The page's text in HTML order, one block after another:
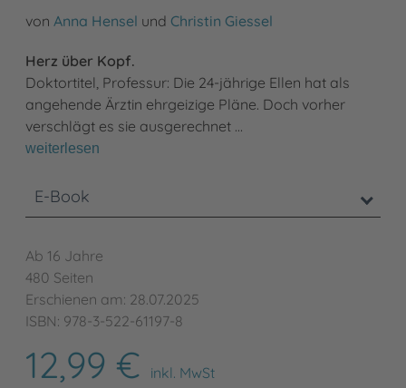
von Anna Hensel und Christin Giessel
Herz über Kopf.
Doktortitel, Professur: Die 24-jährige Ellen hat als
angehende Ärztin ehrgeizige Pläne. Doch vorher
verschlägt es sie ausgerechnet …
weiterlesen
E-Book
Ab 16 Jahre
480 Seiten
Erschienen am: 28.07.2025
ISBN: 978-3-522-61197-8
12,99 €
inkl. MwSt